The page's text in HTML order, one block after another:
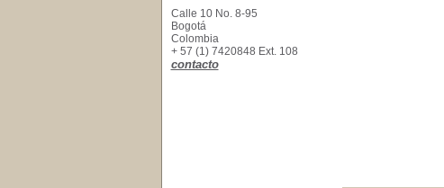
Descripción -Siglo XIX
Valle del Magdalena (Colombia) -Descripción -Siglo XIX
Valle del Magdalena
(Colombia) -Descripción -
Siglo XIX[4]
Calle 10 No. 8-95
Bogotá
Colombia
+ 57 (1) 7420848 Ext. 108
contacto